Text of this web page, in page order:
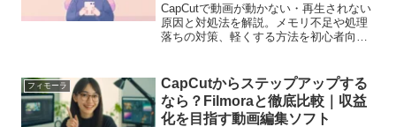
CapCutで動画が動かない・再生されない
原因と対処法を解説。メモリ不足や処理
落ちの対策、軽くする方法を初心者向け
フィモーラ
CapCutからステップアップする
なら？Filmoraと徹底比較｜収益
化を目指す動画編集ソフト